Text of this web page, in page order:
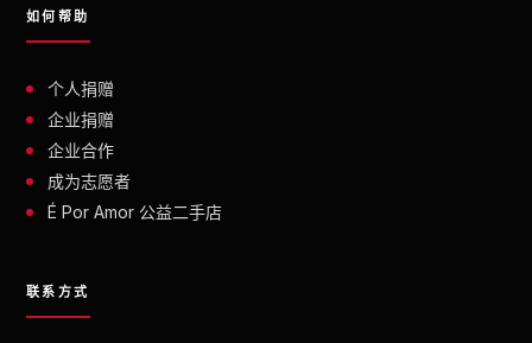
如何帮助
个人捐赠
企业捐赠
企业合作
成为志愿者
É Por Amor 公益二手店
联系方式